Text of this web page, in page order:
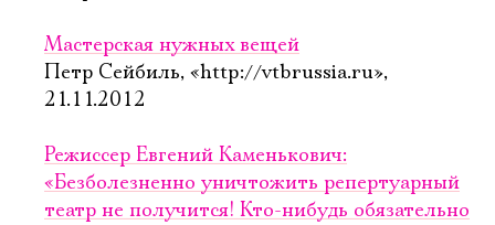
Мастерская нужных вещей
Петр Сейбиль, «http://vtbrussia.ru»,
21.11.2012
Режиссер Евгений Каменькович:
«Безболезненно уничтожить репертуарный
театр не получится! Кто-нибудь обязательно
Ознакомиться